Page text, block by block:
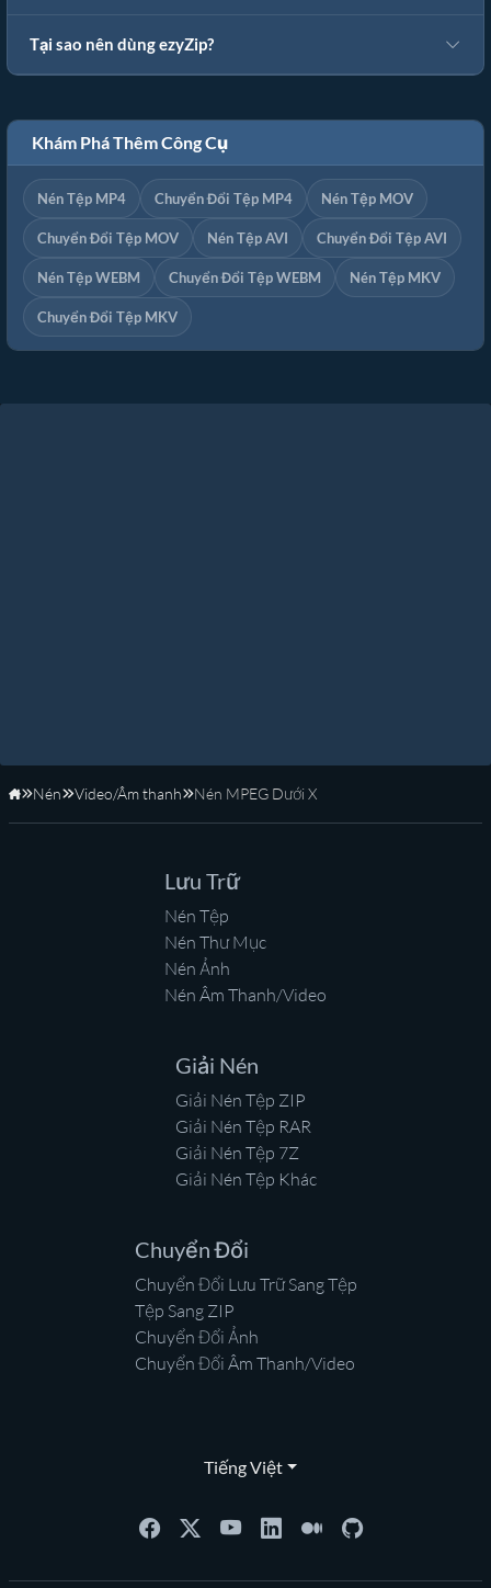
Tại sao nên dùng ezyZip?
Khám Phá Thêm Công Cụ
Nén Tệp MP4 Chuyển Đổi Tệp MP4 Nén Tệp MOV
Chuyển Đổi Tệp MOV Nén Tệp AVI Chuyển Đổi Tệp AVI
Nén Tệp WEBM Chuyển Đổi Tệp WEBM Nén Tệp MKV
Chuyển Đổi Tệp MKV
Trang Chủ
Nén Video/Âm thanh Nén MPEG Dưới X
Lưu Trữ
Nén Tệp
Nén Thư Mục
Nén Ảnh
Nén Âm Thanh/Video
Giải Nén
Giải Nén Tệp ZIP
Giải Nén Tệp RAR
Giải Nén Tệp 7Z
Giải Nén Tệp Khác
Chuyển Đổi
Chuyển Đổi Lưu Trữ Sang Tệp
Tệp Sang ZIP
Chuyển Đổi Ảnh
Chuyển Đổi Âm Thanh/Video
Tiếng Việt